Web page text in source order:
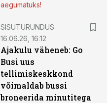
aegumatuks!
SISUTURUNDUS
16.06.26, 16:12
Ajakulu väheneb: Go
Busi uus
tellimiskeskkond
võimaldab bussi
broneerida minutitega